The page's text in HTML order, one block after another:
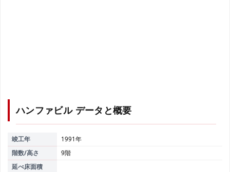
ハンファビル データと概要
竣工年
1991年
階数/高さ
9階
延べ床面積